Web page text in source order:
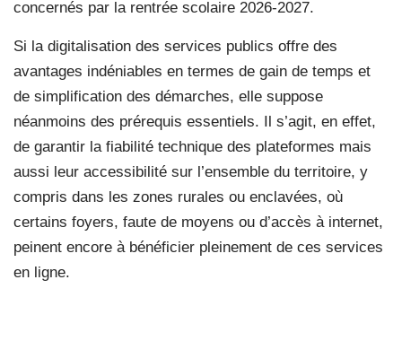
concernés par la rentrée scolaire 2026-2027.
Si la digitalisation des services publics offre des
avantages indéniables en termes de gain de temps et
de simplification des démarches, elle suppose
néanmoins des prérequis essentiels. Il s’agit, en effet,
de garantir la fiabilité technique des plateformes mais
aussi leur accessibilité sur l’ensemble du territoire, y
compris dans les zones rurales ou enclavées, où
certains foyers, faute de moyens ou d’accès à internet,
peinent encore à bénéficier pleinement de ces services
en ligne.